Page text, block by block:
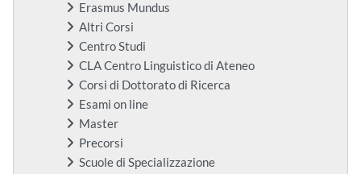
Erasmus Mundus
Altri Corsi
Centro Studi
CLA Centro Linguistico di Ateneo
Corsi di Dottorato di Ricerca
Esami on line
Master
Precorsi
Scuole di Specializzazione